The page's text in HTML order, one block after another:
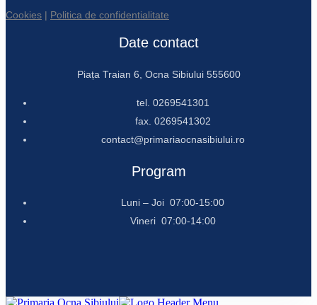
Cookies | Politica de confidentialitate
Date contact
Piața Traian 6, Ocna Sibiului 555600
tel. 0269541301
fax. 0269541302
contact@primariaocnasibiului.ro
Program
Luni – Joi 07:00-15:00
Vineri 07:00-14:00